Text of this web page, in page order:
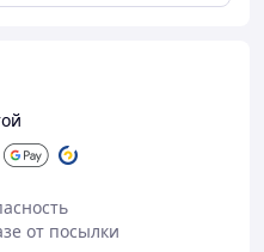
от посылки